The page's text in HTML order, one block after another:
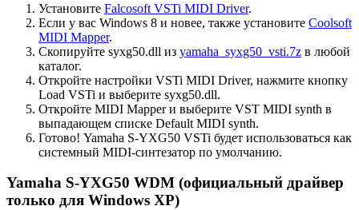
Установите Falcosoft VSTi MIDI Driver.
Если у вас Windows 8 и новее, также установите Coolsoft
MIDI Mapper.
Скопируйте syxg50.dll из yamaha_syxg50_vsti.7z в любой
каталог.
Откройте настройки VSTi MIDI Driver, нажмите кнопку
Load VSTi и выберите syxg50.dll.
Откройте MIDI Mapper и выберите VST MIDI synth в
выпадающем списке Default MIDI synth.
Готово! Yamaha S-YXG50 VSTi будет использоваться как
системный MIDI-синтезатор по умолчанию.
Yamaha S-YXG50 WDM (официальный драйвер
только для Windows XP)